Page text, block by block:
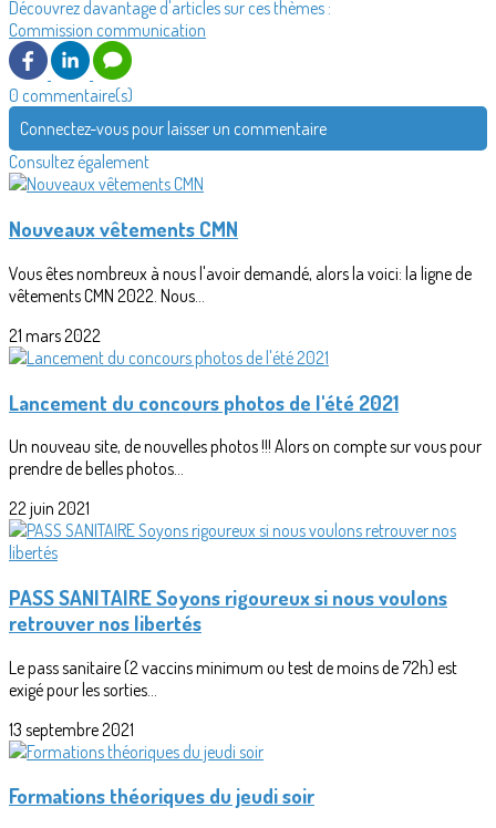
Découvrez davantage d'articles sur ces thèmes :
Commission communication
0 commentaire(s)
Connectez-vous pour laisser un commentaire
Consultez également
Nouveaux vêtements CMN
Vous êtes nombreux à nous l'avoir demandé, alors la voici: la ligne de
vêtements CMN 2022. Nous...
21 mars 2022
Lancement du concours photos de l'été 2021
Un nouveau site, de nouvelles photos !!! Alors on compte sur vous pour
prendre de belles photos...
22 juin 2021
PASS SANITAIRE Soyons rigoureux si nous voulons
retrouver nos libertés
Le pass sanitaire (2 vaccins minimum ou test de moins de 72h) est
exigé pour les sorties...
13 septembre 2021
Formations théoriques du jeudi soir